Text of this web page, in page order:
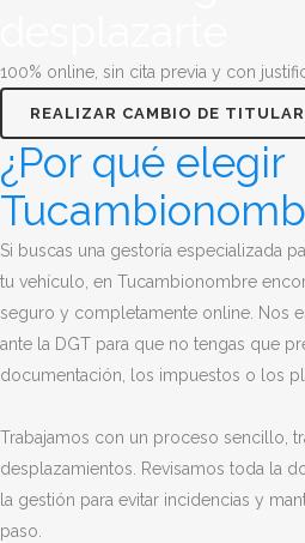
100% online, sin cita previa y con
REALIZAR CAMBIO DE
¿Por qué elegir
Si buscas una gestoría especializada
tu vehículo, en Tucambionombre
seguro y completamente online. Nos
ante la DGT para que no tengas que
documentación, los impuestos o los
Trabajamos con un proceso sencillo,
desplazamientos. Revisamos toda la
la gestión para evitar incidencias y
paso.